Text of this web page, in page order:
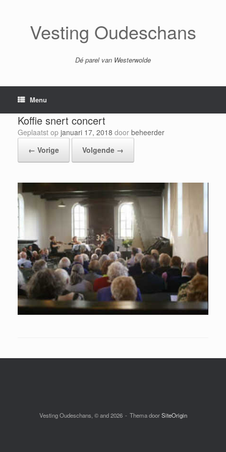
Vesting Oudeschans
Dé parel van Westerwolde
Menu
Koffie snert concert
Geplaatst op januari 17, 2018 door beheerder
← Vorige
Volgende →
Vesting Oudeschans, © and 2026 Thema doorSiteOrigin